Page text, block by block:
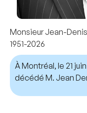
Monsieur Jean-
1951-2026
À Montréal, le 21
décédé M. Jean